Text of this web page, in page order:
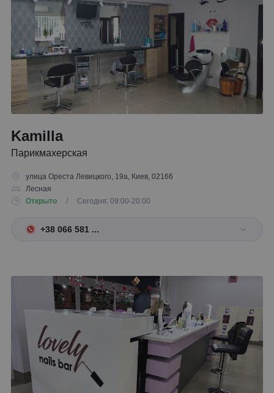
Kamilla
Парикмахерская
улица Ореста Левицкого, 19а, Киев, 02166
Лесная
Открыто
/ Сегодня: 09:00-20:00
+38 066 581 ...